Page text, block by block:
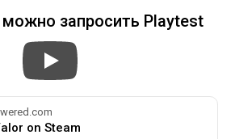
запросить Playtest
on Steam